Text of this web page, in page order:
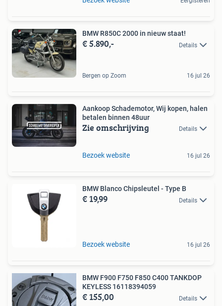
BMW R850C 2000 in nieuw staat!
€ 5.890,- Details
Bergen op Zoom 16 jul 26
Aankoop Schademotor, Wij kopen, halen
betalen binnen 48uur
Zie omschrijving Details
Bezoek website 16 jul 26
BMW Blanco Chipsleutel - Type B
€ 19,99 Details
Bezoek website 16 jul 26
BMW F900 F750 F850 C400 TANKDOP
KEYLESS 16118394059
€ 155,00 Details